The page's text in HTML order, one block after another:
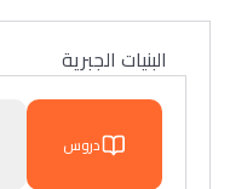
البنيات الجبرية
دروس